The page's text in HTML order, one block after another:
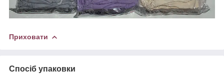
Приховати
Спосіб упаковки